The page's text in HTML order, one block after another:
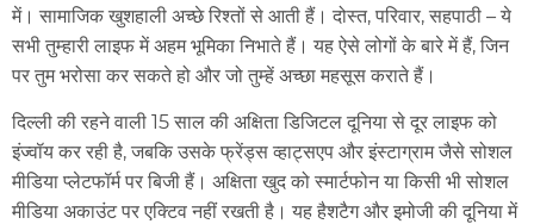
में। सामाजिक खुशहाली अच्छे रिश्तों से आती हैं। दोस्त, परिवार, सहपाठी – ये
सभी तुम्हारी लाइफ में अहम भूमिका निभाते हैं। यह ऐसे लोगों के बारे में हैं, जिन
पर तुम भरोसा कर सकते हो और जो तुम्हें अच्छा महसूस कराते हैं।
दिल्ली की रहने वाली 15 साल की अक्षिता डिजिटल दूनिया से दूर लाइफ को
इंज्वॉय कर रही है, जबकि उसके फ्रेंड्स व्हाट्सएप और इंस्टाग्राम जैसे सोशल
मीडिया प्लेटफॉर्म पर बिजी हैं। अक्षिता खुद को स्मार्टफोन या किसी भी सोशल
मीडिया अकाउंट पर एक्टिव नहीं रखती है। यह हैशटैग और इमोजी की दूनिया में